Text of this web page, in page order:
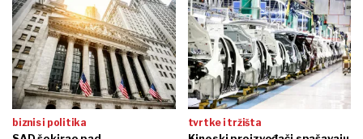
biznis i politika tvrtke i tržišta